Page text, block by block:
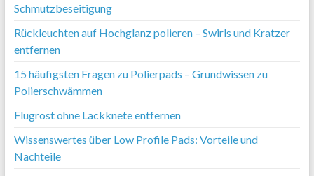
Schmutzbeseitigung
Rückleuchten auf Hochglanz polieren – Swirls und Kratzer
entfernen
15 häufigsten Fragen zu Polierpads – Grundwissen zu
Polierschwämmen
Flugrost ohne Lackknete entfernen
Wissenswertes über Low Profile Pads: Vorteile und
Nachteile